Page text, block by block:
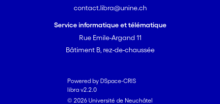
contact.libra@unine.ch
Service informatique et télématique
Rue Emile-Argand 11
Bâtiment B, rez-de-chaussée
Powered by DSpace-CRIS
libra v2.2.0
© 2026 Université de Neuchâtel